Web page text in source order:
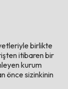
birlikte
itibaren bir
kurum
önce sizinkinin